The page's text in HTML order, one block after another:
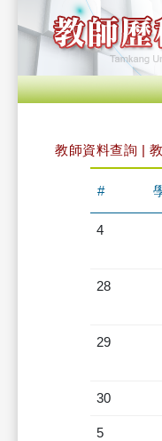
教師資料查詢 |
#
4
28
29
30
5